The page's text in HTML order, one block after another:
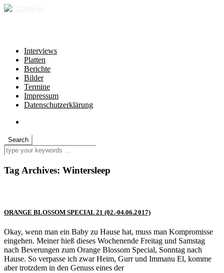
Interviews
Platten
Berichte
Bilder
Termine
Impressum
Datenschutzerklärung
Tag Archives: Wintersleep
ORANGE BLOSSOM SPECIAL 21 (02.-04.06.2017)
Okay, wenn man ein Baby zu Hause hat, muss man Kompromisse
eingehen. Meiner hieß dieses Wochenende Freitag und Samstag
nach Beverungen zum Orange Blossom Special, Sonntag nach
Hause. So verpasse ich zwar Heim, Gurr und Immanu El, komme
aber trotzdem in den Genuss eines der